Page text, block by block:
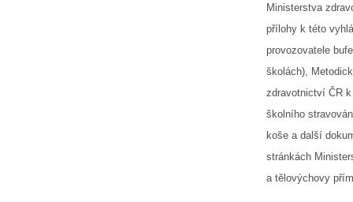
Ministerstva
přílohy k této
provozovatele
školách),
zdravotnictví ČR
školního
koše a další
stránkách
a tělovýchovy